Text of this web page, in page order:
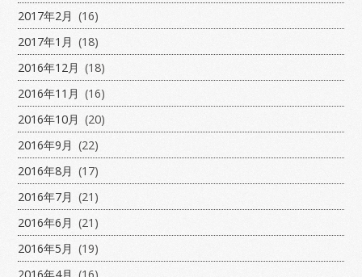
2017年2月 (16)
2017年1月 (18)
2016年12月 (18)
2016年11月 (16)
2016年10月 (20)
2016年9月 (22)
2016年8月 (17)
2016年7月 (21)
2016年6月 (21)
2016年5月 (19)
2016年4月 (16)